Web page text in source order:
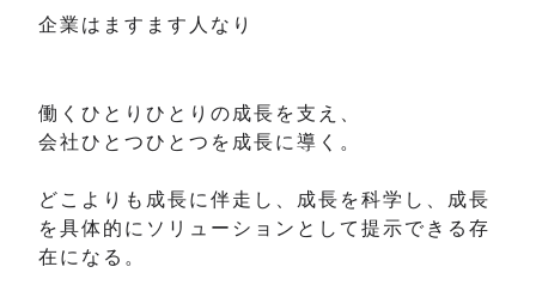
企業はますます人なり
働くひとりひとりの成長を支え、
会社ひとつひとつを成長に導く。
どこよりも成長に伴走し、成長を科学し、成長
を具体的にソリューションとして提示できる存
在になる。